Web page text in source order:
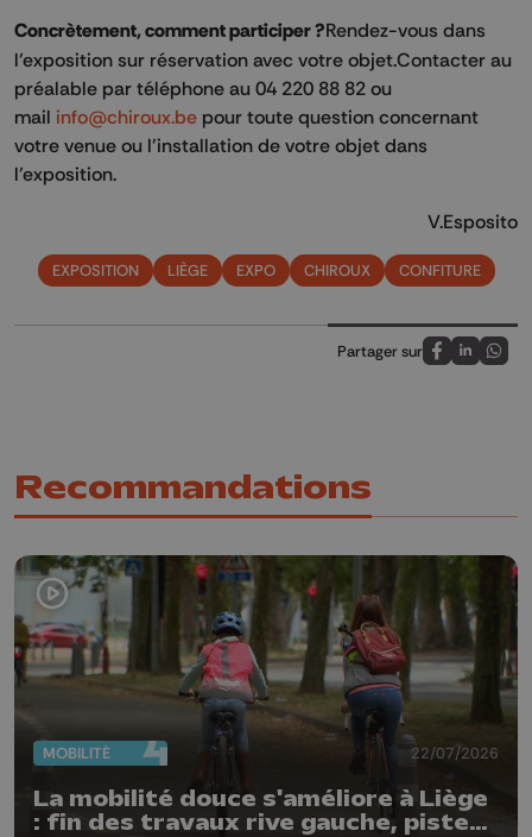
Concrètement, comment participer ?Rendez-vous dans
l’exposition sur réservation avec votre objet.Contacter au
préalable par téléphone au 04 220 88 82 ou
mail info@chiroux.be pour toute question concernant
votre venue ou l’installation de votre objet dans
l’exposition.
V.Esposito
EXPOSITION LIÈGE EXPO CHIROUX CONFITURE
Partager sur
Partagez sur
Partagez
Recommandations
MOBILITÉ 22/07/2026
La mobilité douce s'améliore à Liège
: fin des travaux rive gauche, pistes